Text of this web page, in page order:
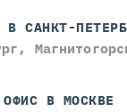
В САНКТ-
ОФИС В МОСКВЕ